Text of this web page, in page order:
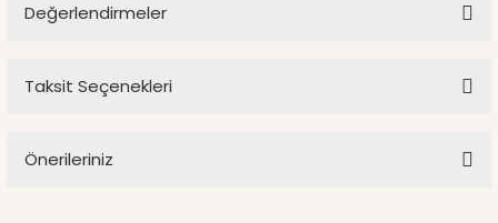
Değerlendirmeler
Taksit Seçenekleri
Önerileriniz